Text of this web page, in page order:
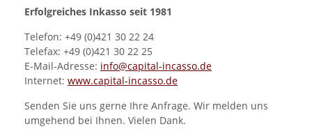
Erfolgreiches Inkasso seit 1981
Telefon: +49 (0)421 30 22 24
Telefax: +49 (0)421 30 22 25
E-Mail-Adresse: info@capital-incasso.de
Internet: www.capital-incasso.de
Senden Sie uns gerne Ihre Anfrage. Wir melden uns
umgehend bei Ihnen. Vielen Dank.